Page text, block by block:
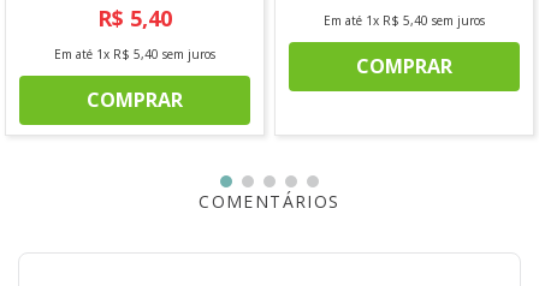
Em resumo, o conjunto para fondue de ferro fundido
esmaltado combina estética clássica, durabilidade e
funcionalidade para criar uma atmosfera acolhedora e
deliciosa em qualquer evento de fondue.
*IMAGEM MERAMENTE ILUSTRATIVA
R$ 5,40
Em até 1x R$ 5,40 sem juros
COMPRAR
Em até 1x R$ 5,40 sem juros
COMPRAR
COMENTÁRIOS